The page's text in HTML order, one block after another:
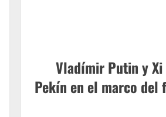
Vladímir Putin y Xi
Pekín en el marco